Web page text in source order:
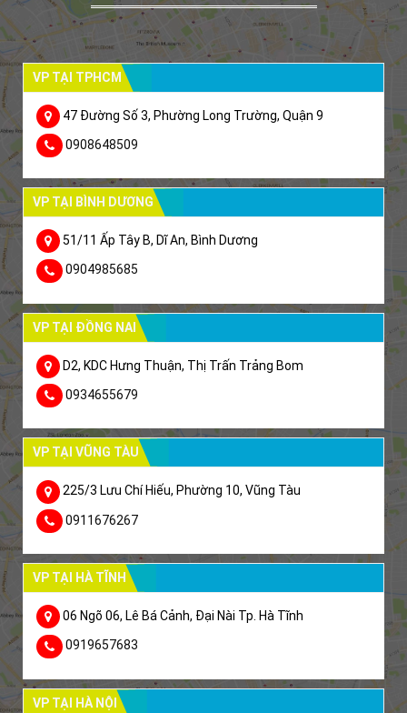
VP TẠI TPHCM
47 Đường Số 3, Phường Long Trường, Quận 9
0908648509
VP TẠI BÌNH DƯƠNG
51/11 Ấp Tây B, Dĩ An, Bình Dương
0904985685
VP TẠI ĐỒNG NAI
D2, KDC Hưng Thuận, Thị Trấn Trảng Bom
0934655679
VP TẠI VŨNG TÀU
225/3 Lưu Chí Hiếu, Phường 10, Vũng Tàu
0911676267
VP TẠI HÀ TĨNH
06 Ngõ 06, Lê Bá Cảnh, Đại Nài Tp. Hà Tĩnh
0919657683
VP TẠI HÀ NỘI